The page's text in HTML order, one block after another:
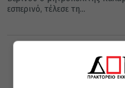
εσπερινό, τέλεσε τη...